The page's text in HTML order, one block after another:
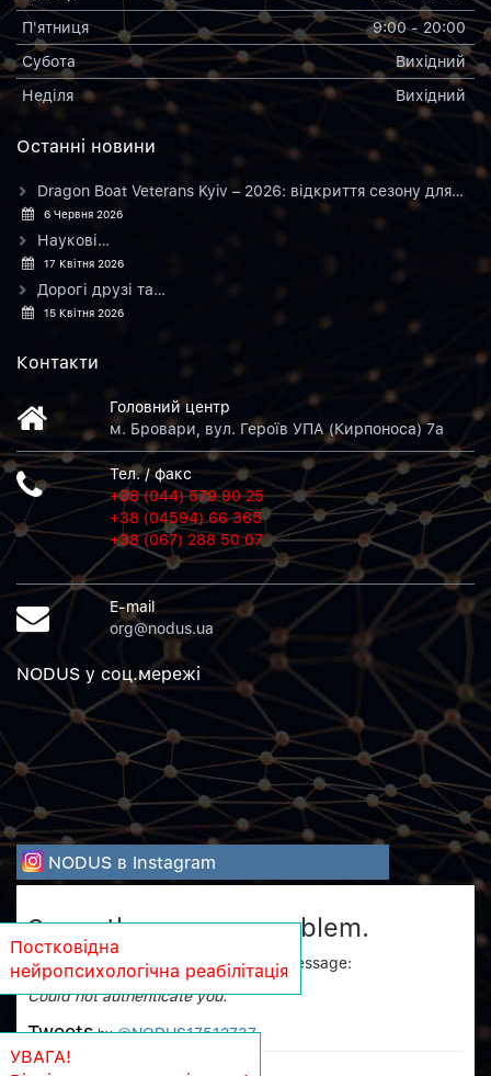
П'ятниця
9:00 - 20:00
Субота
Вихiдний
Неділя
Вихiдний
Останнi новини
Dragon Boat Veterans Kyiv – 2026: відкриття сезону для…
6 Червня 2026
Наукові…
17 Квітня 2026
Дорогі друзі та…
15 Квітня 2026
Контакти
Головний центр
м. Бровари, вул. Героїв УПА (Кирпоноса) 7а
Тел. / факс
+38 (044) 579 90 25
+38 (04594) 66 365
+38 (067) 288 50 07
E-mail
org@nodus.ua
NODUS у соц.мережi
NODUS в Instagram
Sorry, there was a problem.
Twitter returned the following error message:
Could not authenticate you.
Tweets by @NODUS17512737
Постковідна
нейропсихологічна реабілітація
УВАГА!